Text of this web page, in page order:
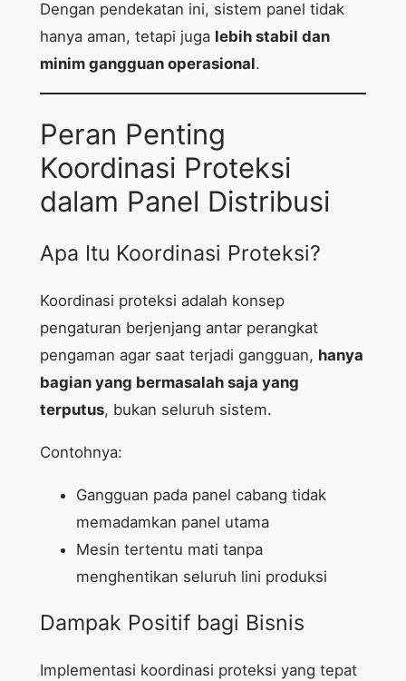
Dengan pendekatan ini, sistem panel tidak
hanya aman, tetapi juga lebih stabil dan
minim gangguan operasional.
Peran Penting
Koordinasi Proteksi
dalam Panel Distribusi
Apa Itu Koordinasi Proteksi?
Koordinasi proteksi adalah konsep
pengaturan berjenjang antar perangkat
pengaman agar saat terjadi gangguan, hanya
bagian yang bermasalah saja yang
terputus, bukan seluruh sistem.
Contohnya:
Gangguan pada panel cabang tidak
memadamkan panel utama
Mesin tertentu mati tanpa
menghentikan seluruh lini produksi
Dampak Positif bagi Bisnis
Implementasi koordinasi proteksi yang tepat